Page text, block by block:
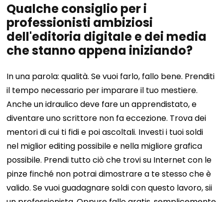
Qualche consiglio per i
professionisti ambiziosi
dell'editoria digitale e dei media
che stanno appena iniziando?
In una parola: qualità.Se vuoi farlo, fallo bene. Prenditi
il ​​tempo necessario per imparare il tuo mestiere.
Anche un idraulico deve fare un apprendistato, e
diventare uno scrittore non fa eccezione. Trova dei
mentori di cui ti fidi e poi ascoltali. Investi i tuoi soldi
nel miglior editing possibile e nella migliore grafica
possibile. Prendi tutto ciò che trovi su Internet con le
pinze finché non potrai dimostrare a te stesso che è
valido.Se vuoi guadagnare soldi con questo lavoro, sii